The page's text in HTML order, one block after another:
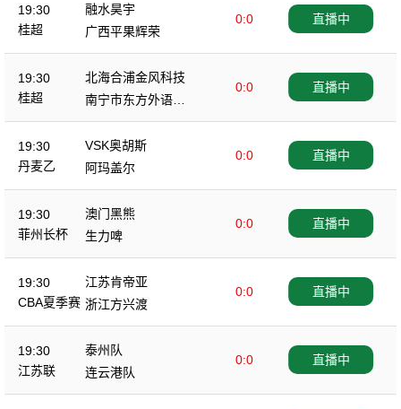
19:30
桂超
融水昊宇
0:0
广西平果辉荣
直播中
19:30
桂超
北海合浦金风科技
0:0
南宁市东方外语高
级中学
直播中
19:30
丹麦乙
VSK奥胡斯
0:0
阿玛盖尔
直播中
19:30
菲州长杯
澳门黑熊
0:0
生力啤
直播中
19:30
CBA夏季赛
江苏肯帝亚
0:0
浙江方兴渡
直播中
19:30
江苏联
泰州队
0:0
连云港队
直播中